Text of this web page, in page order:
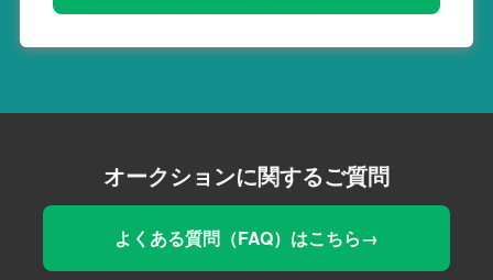
オークションに関するご質問
よくある質問（FAQ）はこちら→